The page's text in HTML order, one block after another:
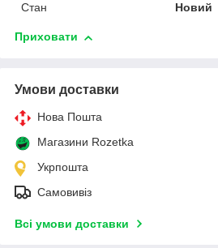
Стан
Новий
Приховати
Умови доставки
Нова Пошта
Магазини Rozetka
Укрпошта
Самовивіз
Всі умови доставки